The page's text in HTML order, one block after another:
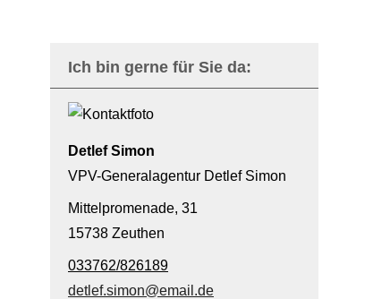
Ich bin gerne für Sie da:
Detlef Simon
VPV-Generalagentur Detlef Simon
Mittelpromenade, 31
15738 Zeuthen
033762/826189
detlef.simon@email.de